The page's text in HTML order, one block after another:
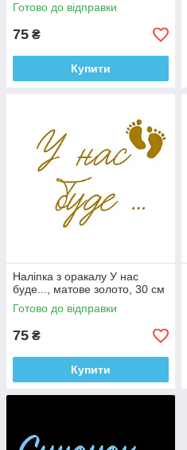
Готово до відправки
75 ₴
Купити
Наліпка з оракалу У нас
буде..., матове золото, 30 см
Готово до відправки
75 ₴
Купити